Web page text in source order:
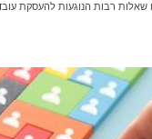
רבות הנוגעות להעסקת